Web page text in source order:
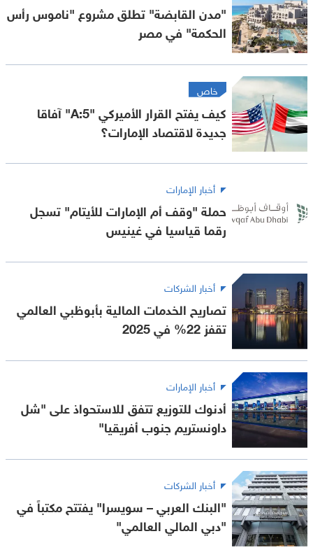
"مدن القابضة" تطلق مشروع "ناموس رأس
الحكمة" في مصر
خاص
كيف يفتح القرار الأميركي "A:5" آفاقا
جديدة لاقتصاد الإمارات؟
أخبار الإمارات
حملة "وقف أم الإمارات للأيتام" تسجل
رقما قياسيا في غينيس
أخبار الشركات
تصاريح الخدمات المالية بأبوظبي العالمي
تقفز 22% في 2025
أخبار الإمارات
أدنوك للتوزيع تتفق للاستحواذ على "شل
داونستريم جنوب أفريقيا"
أخبار الشركات
"البنك العربي – سويسرا" يفتتح مكتباً في
"دبي المالي العالمي"